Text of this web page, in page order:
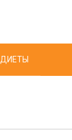
ДИЕТЫ